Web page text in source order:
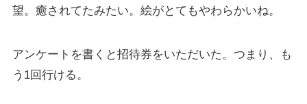
望。癒されてたみたい。絵がとてもやわらかいね。
アンケートを書くと招待券をいただいた。つまり、も
う1回行ける。